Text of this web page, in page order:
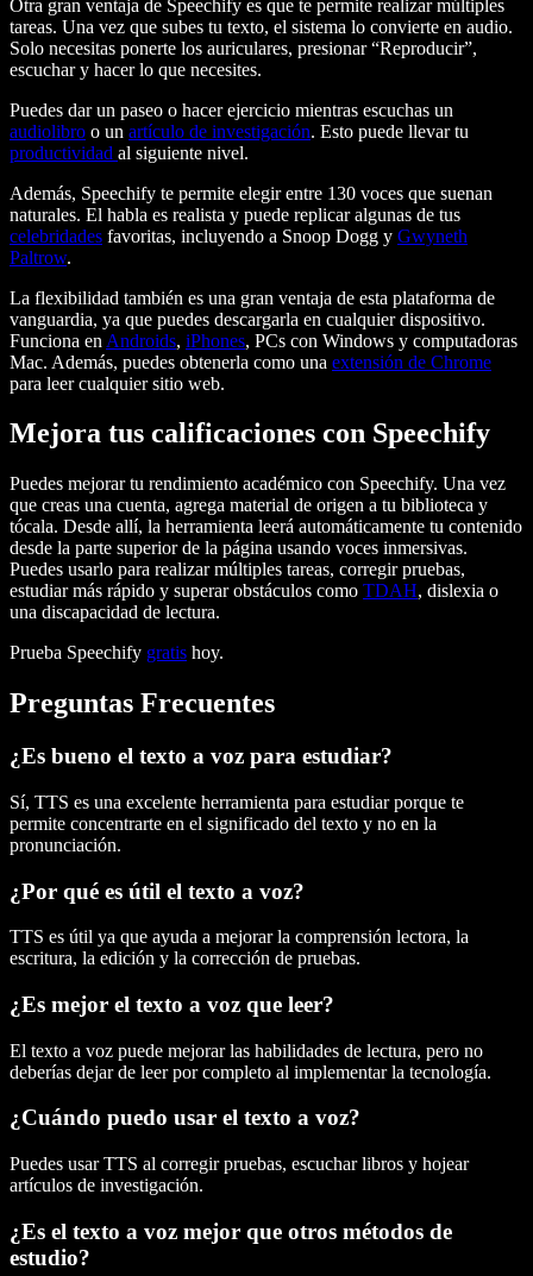
Otra gran ventaja de Speechify es que te permite realizar múltiples
tareas. Una vez que subes tu texto, el sistema lo convierte en audio.
Solo necesitas ponerte los auriculares, presionar “Reproducir”,
escuchar y hacer lo que necesites.
Puedes dar un paseo o hacer ejercicio mientras escuchas un
audiolibro o un artículo de investigación. Esto puede llevar tu
productividad al siguiente nivel.
Además, Speechify te permite elegir entre 130 voces que suenan
naturales. El habla es realista y puede replicar algunas de tus
celebridades favoritas, incluyendo a Snoop Dogg y Gwyneth
Paltrow.
La flexibilidad también es una gran ventaja de esta plataforma de
vanguardia, ya que puedes descargarla en cualquier dispositivo.
Funciona en Androids, iPhones, PCs con Windows y computadoras
Mac. Además, puedes obtenerla como una extensión de Chrome
para leer cualquier sitio web.
Mejora tus calificaciones con Speechify
Puedes mejorar tu rendimiento académico con Speechify. Una vez
que creas una cuenta, agrega material de origen a tu biblioteca y
tócala. Desde allí, la herramienta leerá automáticamente tu contenido
desde la parte superior de la página usando voces inmersivas.
Puedes usarlo para realizar múltiples tareas, corregir pruebas,
estudiar más rápido y superar obstáculos como TDAH, dislexia o
una discapacidad de lectura.
Prueba Speechify gratis hoy.
Preguntas Frecuentes
¿Es bueno el texto a voz para estudiar?
Sí, TTS es una excelente herramienta para estudiar porque te
permite concentrarte en el significado del texto y no en la
pronunciación.
¿Por qué es útil el texto a voz?
TTS es útil ya que ayuda a mejorar la comprensión lectora, la
escritura, la edición y la corrección de pruebas.
¿Es mejor el texto a voz que leer?
El texto a voz puede mejorar las habilidades de lectura, pero no
deberías dejar de leer por completo al implementar la tecnología.
¿Cuándo puedo usar el texto a voz?
Puedes usar TTS al corregir pruebas, escuchar libros y hojear
artículos de investigación.
¿Es el texto a voz mejor que otros métodos de
estudio?